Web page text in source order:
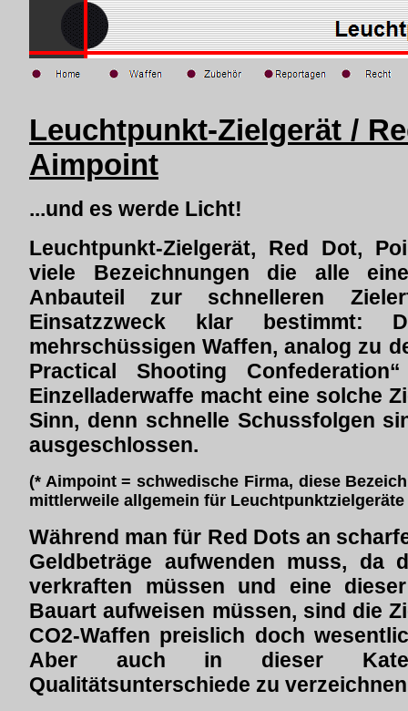
Leuchtpunkt-Zielgerät /
Aimpoint
...und es werde Licht!
Leuchtpunkt-Zielgerät, Red Dot,
viele Bezeichnungen die alle
Anbauteil zur schnelleren
Einsatzzweck klar bestimmt:
mehrschüssigen Waffen, analog zu
Practical Shooting
Einzelladerwaffe macht eine solche
Sinn, denn schnelle Schussfolgen
ausgeschlossen.
(* Aimpoint = schwedische Firma, diese
mittlerweile allgemein für Leuchtpunktzielgeräte
Während man für Red Dots an
Geldbeträge aufwenden muss, da
verkraften müssen und eine
Bauart aufweisen müssen, sind die
CO2-Waffen preislich doch
Aber auch in dieser
Qualitätsunterschiede zu